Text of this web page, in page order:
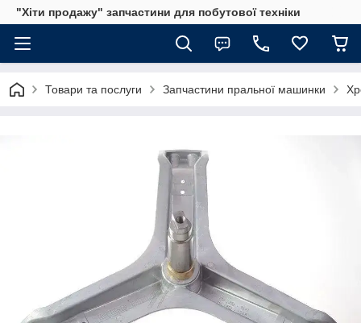
"Хіти продажу" запчастини для побутової техніки
Товари та послуги Запчастини пральної машинки